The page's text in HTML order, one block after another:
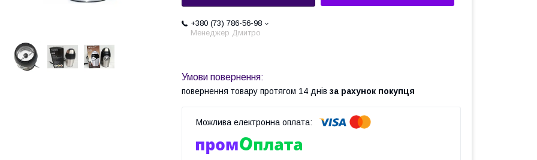
+380 (73) 786-56-98
Менеджер Дмитро
повернення товару протягом 14 днів за рахунок покупця